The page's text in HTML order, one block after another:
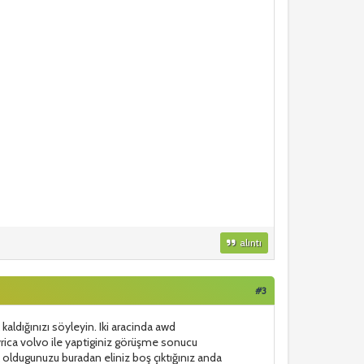
alıntı
#3
söyleyin. Iki aracinda awd
volvo ile yaptiginiz görüşme sonucu
buradan eliniz boş çıktığınız anda